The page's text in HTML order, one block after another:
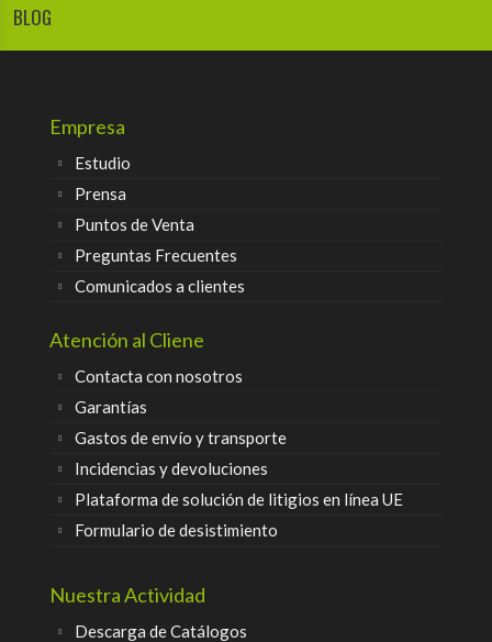
BLOG
Empresa
Estudio
Prensa
Puntos de Venta
Preguntas Frecuentes
Comunicados a clientes
Atención al Cliene
Contacta con nosotros
Garantías
Gastos de envío y transporte
Incidencias y devoluciones
Plataforma de solución de litigios en línea UE
Formulario de desistimiento
Nuestra Actividad
Descarga de Catálogos